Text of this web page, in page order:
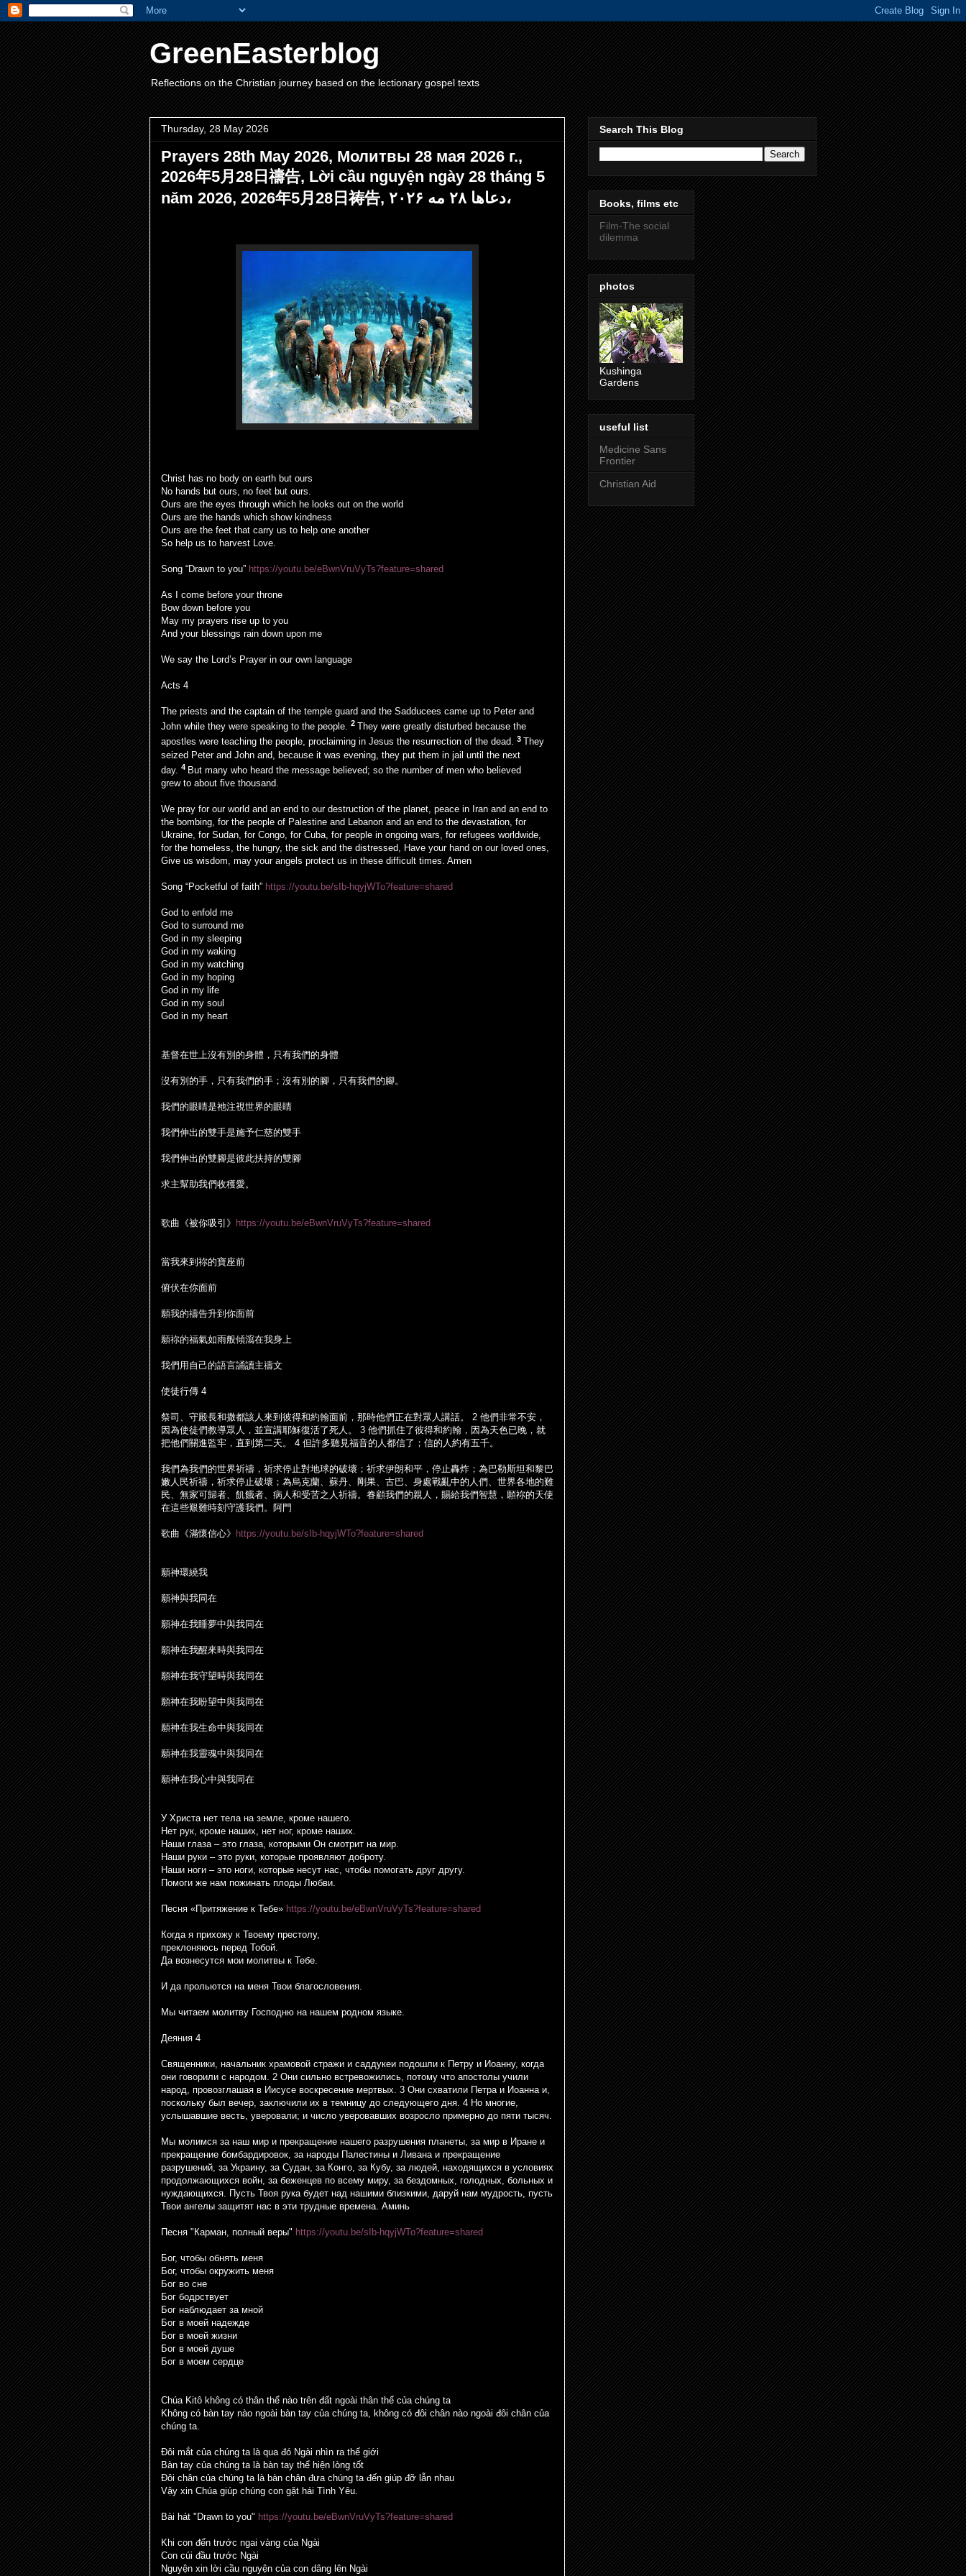
GreenEasterblog
Reflections on the Christian journey based on the lectionary gospel texts
Thursday, 28 May 2026
Prayers 28th May 2026, Молитвы 28 мая 2026 г.,
2026年5月28日禱告, Lời cầu nguyện ngày 28 tháng 5
năm 2026, 2026年5月28日祷告, دعاها ۲۸ مه ۲۰۲۶،
Christ has no body on earth but ours
No hands but ours, no feet but ours.
Ours are the eyes through which he looks out on the world
Ours are the hands which show kindness
Ours are the feet that carry us to help one another
So help us to harvest Love.
Song “Drawn to you” https://youtu.be/eBwnVruVyTs?feature=shared
As I come before your throne
Bow down before you
May my prayers rise up to you
And your blessings rain down upon me
We say the Lord’s Prayer in our own language
Acts 4
The priests and the captain of the temple guard and the Sadducees came up to Peter and
John while they were speaking to the people. 2 They were greatly disturbed because the
apostles were teaching the people, proclaiming in Jesus the resurrection of the dead. 3 They
seized Peter and John and, because it was evening, they put them in jail until the next
day. 4 But many who heard the message believed; so the number of men who believed
grew to about five thousand.
We pray for our world and an end to our destruction of the planet, peace in Iran and an end to
the bombing, for the people of Palestine and Lebanon and an end to the devastation, for
Ukraine, for Sudan, for Congo, for Cuba, for people in ongoing wars, for refugees worldwide,
for the homeless, the hungry, the sick and the distressed, Have your hand on our loved ones,
Give us wisdom, may your angels protect us in these difficult times. Amen
Song “Pocketful of faith” https://youtu.be/sIb-hqyjWTo?feature=shared
God to enfold me
God to surround me
God in my sleeping
God in my waking
God in my watching
God in my hoping
God in my life
God in my soul
God in my heart
基督在世上沒有別的身體，只有我們的身體
沒有別的手，只有我們的手；沒有別的腳 ，只有我們的腳。
我們的眼睛是祂注視世界的眼睛
我們伸出的雙手是施予仁慈的雙手
我們伸出的雙腳是彼此扶持的雙腳
求主幫助我們收穫愛。
歌曲《被你吸引》 https://youtu.be/eBwnVruVyTs?feature=shared
當我來到祢的寶座前
俯伏在你面前
願我的禱告升到你面前
願祢的福氣如雨般傾瀉在我身上
我們用自己的語言誦讀主禱文
使徒行傳 4
祭司、守殿長和撒都該人來到彼得和約翰面前，那時他們正在對眾人講話。 2 他們非常不安，
因為使徒們教導眾人，並宣講耶穌復活了死人。
3 他們抓住了彼得和約翰，因為天色已晚，就
把他們關進監牢，直到第二天。
4 但許多聽見福音的人都信了；信的人約有五千。
我們為我們的世界祈禱，祈求停止對地球的破壞；祈求伊朗和平，停止轟炸；為巴勒斯坦和黎巴
嫩人民祈禱，祈求停止破壞；為烏克蘭、蘇丹、剛果、古巴、身處戰亂中的人們、世界各地的難
民、無家可歸者、飢餓者、病人和受苦之人祈禱。眷顧我們的親人，賜給我們智慧，願祢的天使
在這些艱難時刻守護我們。阿門
歌曲《滿懷信心》 https://youtu.be/sIb-hqyjWTo?feature=shared
願神環繞我
願神與我同在
願神在我睡夢中與我同在
願神在我醒來時與我同在
願神在我守望時與我同在
願神在我盼望中與我同在
願神在我生命中與我同在
願神在我靈魂中與我同在
願神在我心中與我同在
У Христа нет тела на земле, кроме нашего.
Нет рук, кроме наших, нет ног, кроме наших.
Наши глаза – это глаза, которыми Он смотрит на мир.
Наши руки – это руки, которые проявляют доброту.
Наши ноги – это ноги, которые несут нас, чтобы помогать друг другу.
Помоги же нам пожинать плоды Любви.
Песня «Притяжение к Тебе» https://youtu.be/eBwnVruVyTs?feature=shared
Когда я прихожу к Твоему престолу,
преклоняюсь перед Тобой.
Да вознесутся мои молитвы к Тебе.
И да прольются на меня Твои благословения.
Мы читаем молитву Господню на нашем родном языке.
Деяния 4
Священники, начальник храмовой стражи и саддукеи подошли к Петру и Иоанну, когда
они говорили с народом. 2 Они сильно встревожились, потому что апостолы учили
народ, провозглашая в Иисусе воскресение мертвых. 3 Они схватили Петра и Иоанна и,
поскольку был вечер, заключили их в темницу до следующего дня. 4 Но многие,
услышавшие весть, уверовали; и число уверовавших возросло примерно до пяти тысяч.
Мы молимся за наш мир и прекращение нашего разрушения планеты, за мир в Иране и
прекращение бомбардировок, за народы Палестины и Ливана и прекращение
разрушений, за Украину, за Судан, за Конго, за Кубу, за людей, находящихся в условиях
продолжающихся войн, за беженцев по всему миру, за бездомных, голодных, больных и
нуждающихся. Пусть Твоя рука будет над нашими близкими, даруй нам мудрость, пусть
Твои ангелы защитят нас в эти трудные времена. Аминь
Песня "Карман, полный веры" https://youtu.be/sIb-hqyjWTo?feature=shared
Бог, чтобы обнять меня
Бог, чтобы окружить меня
Бог во сне
Бог бодрствует
Бог наблюдает за мной
Бог в моей надежде
Бог в моей жизни
Бог в моей душе
Бог в моем сердце
Chúa Kitô không có thân thể nào trên đất ngoài thân thể của chúng ta
Không có bàn tay nào ngoài bàn tay của chúng ta, không có đôi chân nào ngoài đôi chân của
chúng ta.
Đôi mắt của chúng ta là qua đó Ngài nhìn ra thế giới
Bàn tay của chúng ta là bàn tay thể hiện lòng tốt
Đôi chân của chúng ta là bàn chân đưa chúng ta đến giúp đỡ lẫn nhau
Vậy xin Chúa giúp chúng con gặt hái Tình Yêu.
Bài hát "Drawn to you" https://youtu.be/eBwnVruVyTs?feature=shared
Khi con đến trước ngai vàng của Ngài
Con cúi đầu trước Ngài
Nguyện xin lời cầu nguyện của con dâng lên Ngài
Search This Blog
Books, films etc
Film-The social
dilemma
photos
Kushinga
Gardens
useful list
Medicine Sans
Frontier
Christian Aid